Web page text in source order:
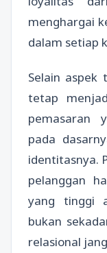
menghargai
dalam setiap
Selain aspek
tetap
pemasaran
pada
identitasnya.
pelanggan
yang tinggi
bukan
relasional